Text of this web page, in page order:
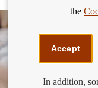
Eurosystem,
the
Accept
In addition,